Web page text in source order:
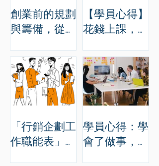
創業前的規劃
與籌備，從學
行銷企劃 開
始著手！
【學員心得】
花錢上課，究
作表現上，有
起加分效果
嗎?
「行銷企劃工
作職能表」是
學員心得：學
會了做事，更